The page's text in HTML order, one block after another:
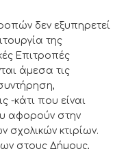
δεν εξυπηρετεί
της
Επιτροπές
άμεσα τις
-κάτι που είναι
αφορούν στην
σχολικών κτιρίων.
στους Δήμους,